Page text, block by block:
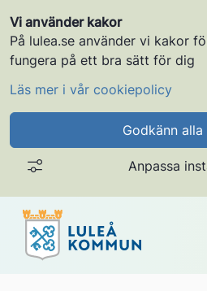
Vi använder kakor
På lulea.se använder vi kakor
fungera på ett bra sätt för dig
Läs mer i vår cookiepolicy
Godkänn
Anpassa
Gå till